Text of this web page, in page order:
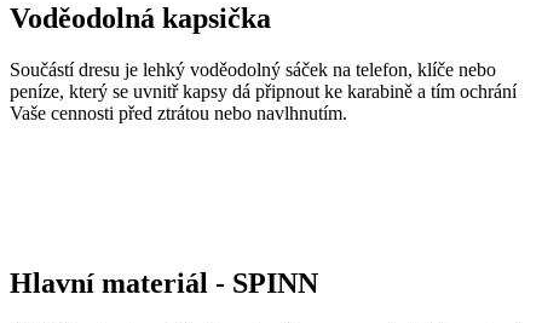
Voděodolná kapsička
Součástí dresu je lehký voděodolný sáček na telefon, klíče nebo
peníze, který se uvnitř kapsy dá připnout ke karabině a tím ochrání
Vaše cennosti před ztrátou nebo navlhnutím.
Hlavní materiál - SPINN